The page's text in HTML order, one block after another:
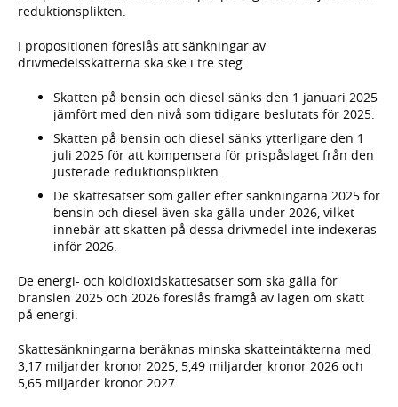
reduktionsplikten.
I propositionen föreslås att sänkningar av
drivmedelsskatterna ska ske i tre steg.
Skatten på bensin och diesel sänks den 1 januari 2025
jämfört med den nivå som tidigare beslutats för 2025.
Skatten på bensin och diesel sänks ytterligare den 1
juli 2025 för att kompensera för prispåslaget från den
justerade reduktionsplikten.
De skattesatser som gäller efter sänkningarna 2025 för
bensin och diesel även ska gälla under 2026, vilket
innebär att skatten på dessa drivmedel inte indexeras
inför 2026.
De energi- och koldioxidskattesatser som ska gälla för
bränslen 2025 och 2026 föreslås framgå av lagen om skatt
på energi.
Skattesänkningarna beräknas minska skatteintäkterna med
3,17 miljarder kronor 2025, 5,49 miljarder kronor 2026 och
5,65 miljarder kronor 2027.